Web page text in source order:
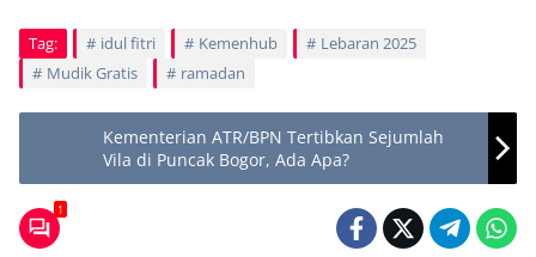
Tag: idul fitri Kemenhub
Lebaran 2025
Mudik Gratis
ramadan
Kementerian ATR/BPN Tertibkan Sejumlah
Vila di Puncak Bogor, Ada Apa?
1